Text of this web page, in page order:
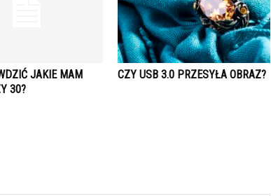
JAKIE MAM
30?
CZY USB 3.0 PRZESYŁA OBRAZ?